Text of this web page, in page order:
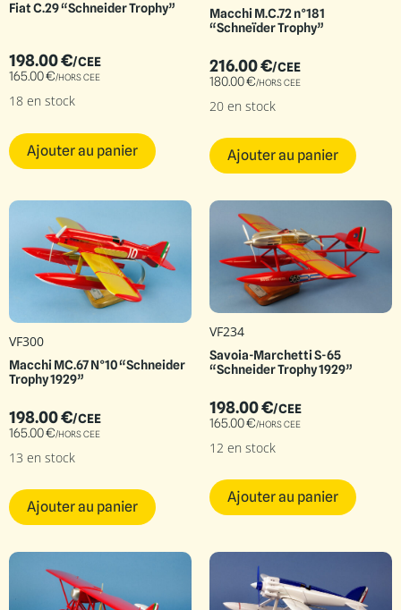
Fiat C.29 “Schneider Trophy”
198.00€/CEE
165.00€/HORS CEE
18 en stock
Ajouter au panier
Macchi M.C.72 n°181
“Schneïder Trophy”
216.00€/CEE
180.00€/HORS CEE
20 en stock
Ajouter au panier
VF300
Macchi MC.67 N°10 “Schneider
Trophy 1929”
198.00€/CEE
165.00€/HORS CEE
13 en stock
Ajouter au panier
VF234
Savoia-Marchetti S-65
“Schneider Trophy 1929”
198.00€/CEE
165.00€/HORS CEE
12 en stock
Ajouter au panier